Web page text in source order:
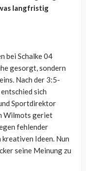
langfristig
bei Schalke 04
gesorgt, sondern
Nach der 3:5-
sich
Sportdirektor
Wilmots geriet
fehlender
Ideen. Nun
seine Meinung zu